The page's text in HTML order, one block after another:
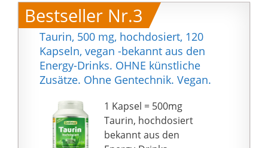
unbedenklich in der
Anwendung. Sie sind
frei von Aromen,
Farbstoffen oder
Süßungsmitteln und
werden nach hohen
hergestellt.
WeightWorld - Seit über
14 Jahren sorgen wir
Bestseller Nr.3
Taurin, 500 mg, hochdosiert, 120
Kapseln, vegan -bekannt aus den
Energy-Drinks. OHNE künstliche
Zusätze. Ohne Gentechnik. Vegan.
1 Kapsel = 500mg
Taurin, hochdosiert
bekannt aus den